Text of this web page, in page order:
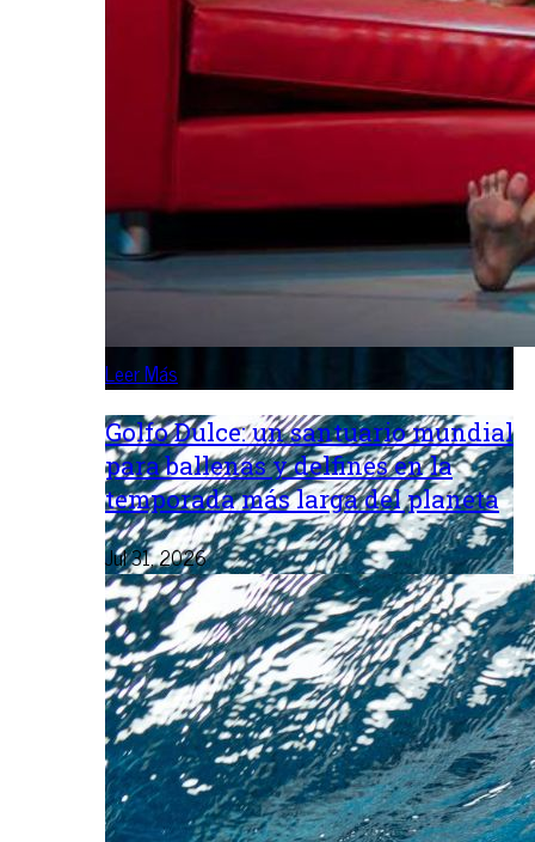
Leer Más
Golfo Dulce: un santuario mundial
para ballenas y delfines en la
temporada más larga del planeta
Jul 31, 2026